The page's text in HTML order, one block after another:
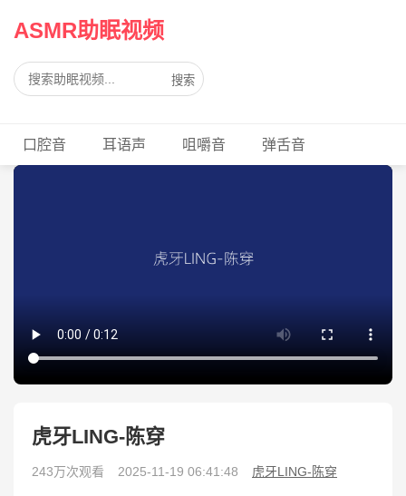
ASMR助眠视频
搜索
口腔音 耳语声 咀嚼音 弹舌音
虎牙LING-陈穿
243万次观看 2025-11-19 06:41:48 虎牙LING-陈穿